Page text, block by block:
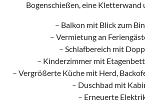
Bogenschießen, eine Kletterwand
– Balkon mit Blick zum
– Vermietung an
– Schlafbereich mit
– Kinderzimmer mit
– Vergrößerte Küche mit Herd,
– Duschbad mit
– Erneuerte